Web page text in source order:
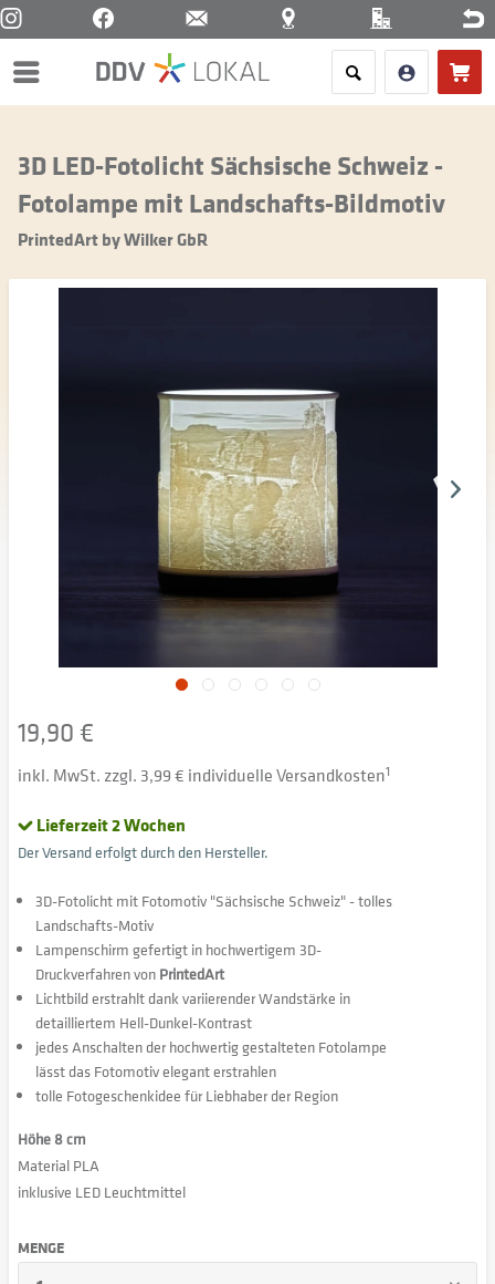
Menü
3D LED-Fotolicht Sächsische Schweiz -
Fotolampe mit Landschafts-Bildmotiv
PrintedArt by Wilker GbR
19,90 €
inkl. MwSt. zzgl. 3,99 € individuelle Versandkosten1
Lieferzeit 2 Wochen
Der Versand erfolgt durch den Hersteller.
3D-Fotolicht mit Fotomotiv "Sächsische Schweiz" - tolles
Landschafts-Motiv
Lampenschirm gefertigt in hochwertigem 3D-
Druckverfahren von PrintedArt
Lichtbild erstrahlt dank variierender Wandstärke in
detailliertem Hell-Dunkel-Kontrast
jedes Anschalten der hochwertig gestalteten Fotolampe
lässt das Fotomotiv elegant erstrahlen
tolle Fotogeschenkidee für Liebhaber der Region
Höhe 8 cm
Material PLA
inklusive LED Leuchtmittel
MENGE